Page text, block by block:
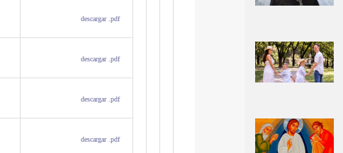
descargar .pdf
descargar .pdf
descargar .pdf
descargar .pdf